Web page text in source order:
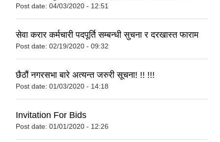
Post date: 04/03/2020 - 12:51
सेवा करार कर्मचारी पदपूर्ति सम्बन्धी सुचना र दरखास्त फाराम
Post date: 02/19/2020 - 09:32
छैठौं नगरसभा बारे अत्यन्त जरुरी सूचना! !! !!!
Post date: 01/03/2020 - 14:18
Invitation For Bids
Post date: 01/01/2020 - 12:26